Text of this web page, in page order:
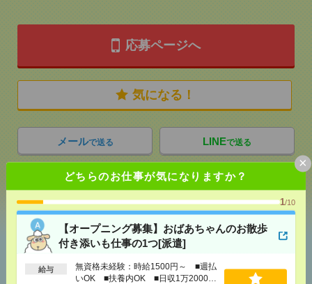
どちらのお仕事が気になりますか？
1/10
【オープニング募集】おばあちゃんのお散歩
付き添いも仕事の1つ[派遣]
給与
無資格未経験：時給1500円～ ■週払
いOK ■扶養内OK ■日収1万2000円
×
応募ページへ
気になる！
メールで送る LINEで送る
シェア ツイート ブックマーク
あなたの閲覧履歴からの